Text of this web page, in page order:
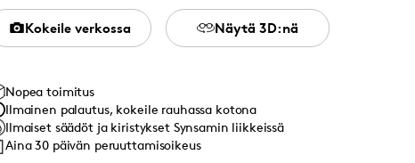
Kokeile verkossa Näytä 3D:nä
Nopea toimitus
Ilmainen palautus, kokeile rauhassa kotona
Ilmaiset säädöt ja kiristykset Synsamin liikkeissä
Aina 30 päivän peruuttamisoikeus